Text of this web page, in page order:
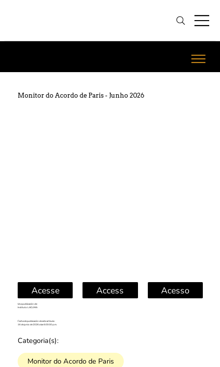
Monitor do Acordo de Paris - Junho 2026
Acesse Access Acesso
Una publicación de:
Instituto LACLIMA
Fecha de publicación de este artículo:
16 de junio de 2026 a las 6:00:00 p.m.
Categoria(s):
Monitor do Acordo de Paris